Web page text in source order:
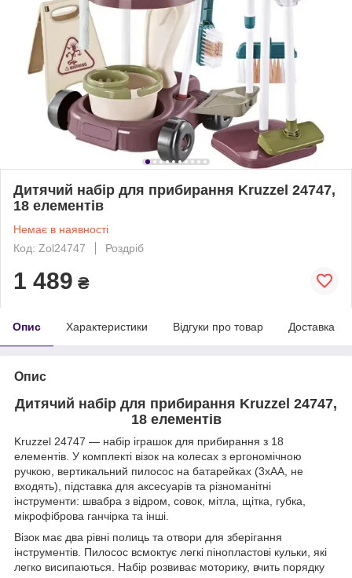
Дитячий набір для прибирання Kruzzel 24747,
18 елементів
Немає в наявності
Код: Zol24747
Роздріб
1 489 ₴
Опис Характеристики Відгуки про товар Доставка
Опис
Дитячий набір для прибирання Kruzzel 24747,
18 елементів
Kruzzel 24747 — набір іграшок для прибирання з 18
елементів. У комплекті візок на колесах з ергономічною
ручкою, вертикальний пилосос на батарейках (3xAA, не
входять), підставка для аксесуарів та різноманітні
інструменти: швабра з відром, совок, мітла, щітка, губка,
мікрофіброва ганчірка та інші.
Візок має два рівні полиць та отвори для зберігання
інструментів. Пилосос всмоктує легкі пінопластові кульки, які
легко висипаються. Набір розвиває моторику, вчить порядку